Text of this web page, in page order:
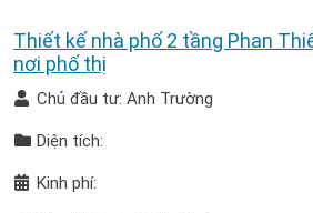
Thiết kế nhà phố 2 tầng Phan
nơi phố thị
Chủ đầu tư: Anh Trường
Diện tích:
Kinh phí: